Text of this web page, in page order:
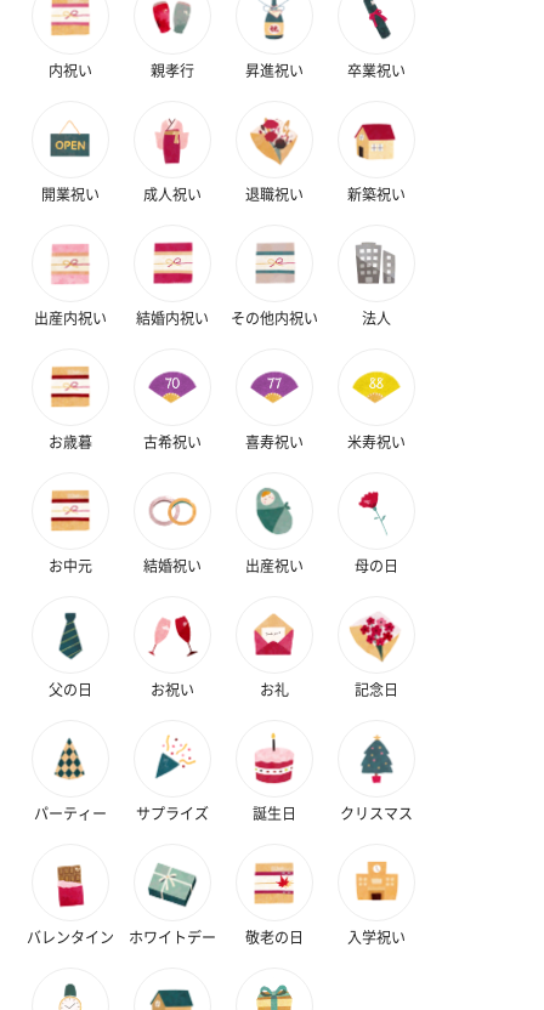
内祝い 親孝行 昇進祝い 卒業祝い
開業祝い 成人祝い 退職祝い 新築祝い
出産内祝い 結婚内祝い その他内祝い 法人
お歳暮 古希祝い 喜寿祝い 米寿祝い
お中元 結婚祝い 出産祝い 母の日
父の日 お祝い お礼 記念日
パーティー サプライズ 誕生日 クリスマス
バレンタイン ホワイトデー 敬老の日 入学祝い